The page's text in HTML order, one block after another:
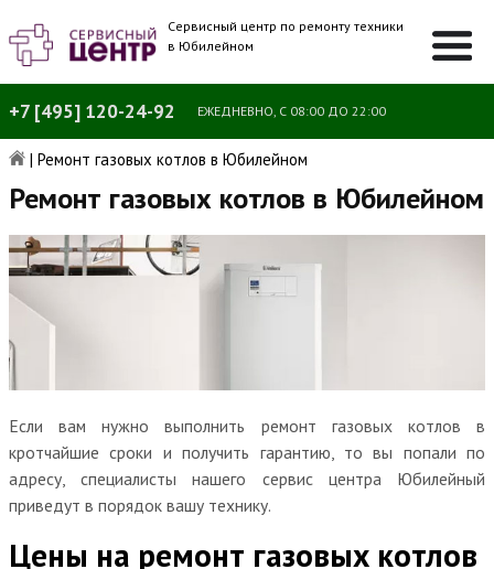
Сервисный центр по ремонту техники
в Юбилейном
+7 [495] 120-24-92 ЕЖЕДНЕВНО, С 08:00 ДО 22:00
| Ремонт газовых котлов в Юбилейном
Ремонт газовых котлов в Юбилейном
Если вам нужно выполнить ремонт газовых котлов в
кротчайшие сроки и получить гарантию, то вы попали по
адресу, специалисты нашего сервис центра Юбилейный
приведут в порядок вашу технику.
Цены на ремонт газовых котлов